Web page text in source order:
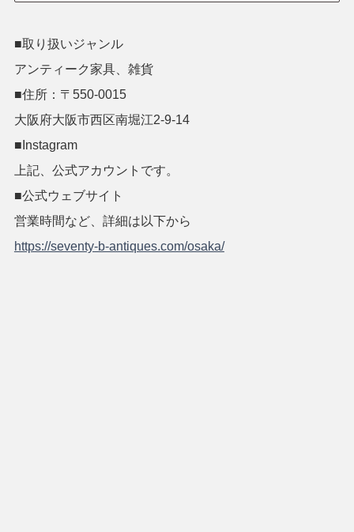
■取り扱いジャンル
アンティーク家具、雑貨
■住所：〒550-0015
大阪府大阪市西区南堀江2-9-14
■Instagram
上記、公式アカウントです。
■公式ウェブサイト
営業時間など、詳細は以下から
https://seventy-b-antiques.com/osaka/